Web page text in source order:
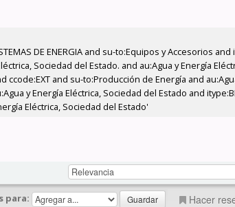
DE ENERGIA and su-to:Equipos y Accesorios and
Sociedad del Estado. and au:Agua y Energía
ccode:EXT and su-to:Producción de Energía and
y Energía Eléctrica, Sociedad del Estado and
Eléctrica, Sociedad del Estado'
para: Hacer